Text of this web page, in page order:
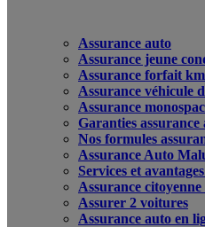
Assurance auto
Assurance jeune
Assurance forfait km
Assurance véhicule
Assurance
Garanties assurance
Nos formules
Assurance Auto
Services et
Assurance citoyenne
Assurer 2 voitures
Assurance auto en